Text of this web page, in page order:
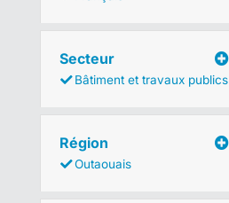
Secteur
Bâtiment et travaux publics
Région
Outaouais